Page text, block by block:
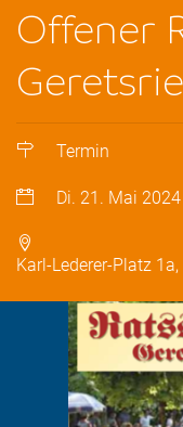
Offener
Termin
Di. 21. Mai 2024
Karl-Lederer-Platz